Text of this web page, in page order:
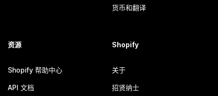
货币和翻译
资源
Shopify 帮助中心
API 文档
Shopify
关于
招贤纳士